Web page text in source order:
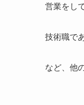
営業をし
技術職で
など、他